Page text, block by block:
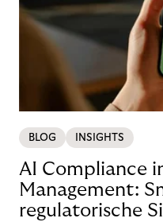
BLOG INSIGHTS
AI Compliance
Management:
regulatorische